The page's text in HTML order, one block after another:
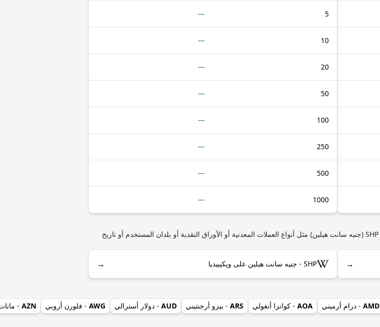
5
—
10
—
20
—
50
—
100
—
250
—
500
—
1000
—
إذا كنت مهتمًا بمعرفة المزيد من المعلومات حول BWP (بولا بتسواني) أو SHP (جنيه سانت هيلين) مثل أنواع العملات المعدنية أو الأوراق النقدية أو بلدان المستخدم أو تاريخ
→ SHP - جنيه سانت هيلين على ويكيبيديا →
AMD - درام أرميني AOA - كوانزا أنغولي ARS - بيزو أرجنتيني AUD - دولار أسترالي AWG - فلورن أروبي AZN
-